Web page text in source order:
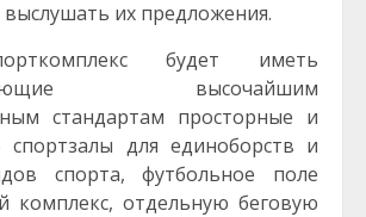
их предложения.
будет иметь
высочайшим
стандартам просторные и
спортзалы для единоборств и
спорта, футбольное поле
комплекс, отдельную беговую